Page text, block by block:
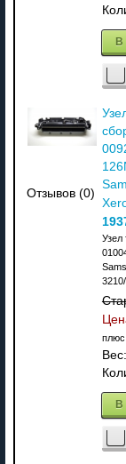
В
Отзывов (0)
Узел
плюс
Вес:
В